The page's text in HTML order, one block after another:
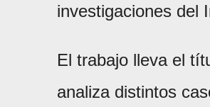
investigaciones del
El trabajo lleva el
analiza distintos